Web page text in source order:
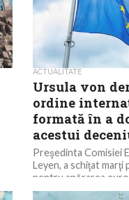
ACTUALITATE
Ursula von
ordine
formată în a
acestui
Preşedinta Comisiei
Leyen, a schiţat
pentru apărarea
prefigurează o nouă